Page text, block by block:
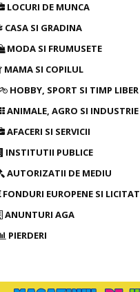
LOCURI DE MUNCA
CASA SI GRADINA
MODA SI FRUMUSETE
MAMA SI COPILUL
HOBBY, SPORT SI TIMP LIBER
ANIMALE, AGRO SI INDUSTRIE
AFACERI SI SERVICII
INSTITUTII PUBLICE
AUTORIZATII DE MEDIU
FONDURI EUROPENE SI
ANUNTURI AGA
PIERDERI